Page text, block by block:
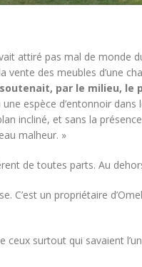
attiré pas mal de
des meubles d’une
par le milieu, le
espèce d’entonnoir
incliné, et sans la
malheur. »
de toutes parts. Au
C’est un propriétaire
surtout qui savaient